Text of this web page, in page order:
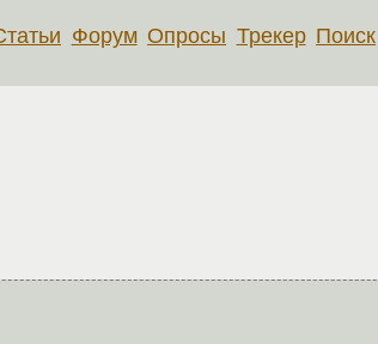
Форум Опросы Трекер Поиск